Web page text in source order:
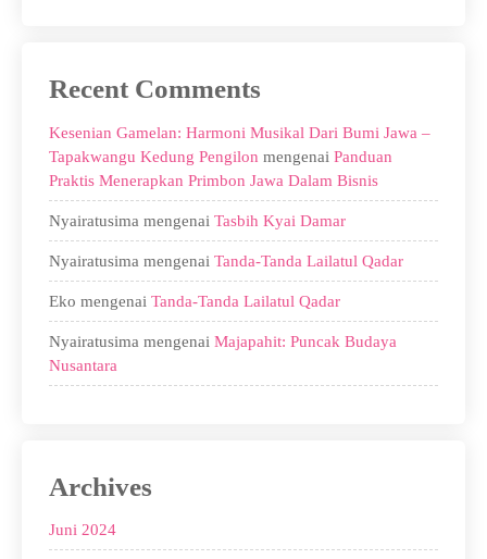
Recent Comments
Kesenian Gamelan: Harmoni Musikal Dari Bumi Jawa –
Tapakwangu Kedung Pengilon mengenai Panduan
Praktis Menerapkan Primbon Jawa Dalam Bisnis
Nyairatusima mengenai Tasbih Kyai Damar
Nyairatusima mengenai Tanda-Tanda Lailatul Qadar
Eko mengenai Tanda-Tanda Lailatul Qadar
Nyairatusima mengenai Majapahit: Puncak Budaya
Nusantara
Archives
Juni 2024